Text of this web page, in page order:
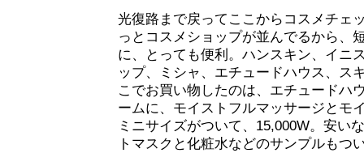
光復路まで戻ってここからコスメチェ
っとコスメショップが並んでるから、
に、とっても便利。ハンスキン、イニ
ップ、ミシャ、エチュードハウス、ス
こでお買い物したのは、エチュードハ
ームに、モイストフルマッサージとモ
ミニサイズがついて、15,000W。安い
トマスクと化粧水などのサンプルもつ